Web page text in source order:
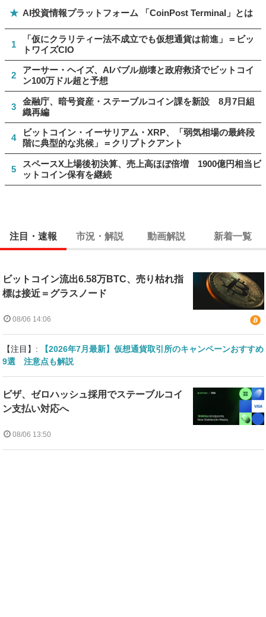
★ AI投資情報プラットフォーム 「CoinPost Terminal」とは
1
「仮にクラリティー法不成立でも仮想通貨は前進」＝ビッ
トワイズCIO
2
アーサー・ヘイズ、AIバブル崩壊と政府救済でビットコイ
ン100万ドル超と予想
3
金融庁、暗号資産・ステーブルコイン課を新設 8月7日組
織再編
4
ビットコイン・イーサリアム・XRP、「弱気相場の最終段
階に典型的な兆候」＝クリプトクアント
5
スペースX上場後初決算、売上高ほぼ倍増 1900億円相当ビ
ットコイン保有を継続
注目・速報 市況・解説 動画解説 新着一覧
ビットコイン流出6.58万BTC、売り枯れ指
標は接近＝グラスノード
08/06 14:06
【注目】:
【2026年7月最新】仮想通貨取引所のキャンペーンおすすめ
9選 注意点も解説
ビザ、ゼロハッシュ採用でステーブルコイ
ン支払い対応へ
08/06 13:50